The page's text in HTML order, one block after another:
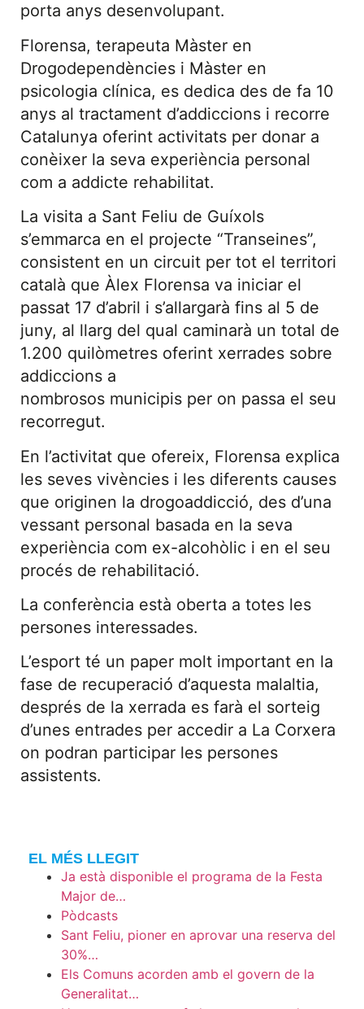
porta anys desenvolupant.
Florensa, terapeuta Màster en
Drogodependències i Màster en
psicologia clínica, es dedica des de fa 10
anys al tractament d’addiccions i recorre
Catalunya oferint activitats per donar a
conèixer la seva experiència personal
com a addicte rehabilitat.
La visita a Sant Feliu de Guíxols
s’emmarca en el projecte “Transeines”,
consistent en un circuit per tot el territori
català que Àlex Florensa va iniciar el
passat 17 d’abril i s’allargarà fins al 5 de
juny, al llarg del qual caminarà un total de
1.200 quilòmetres oferint xerrades sobre
addiccions a
nombrosos municipis per on passa el seu
recorregut.
En l’activitat que ofereix, Florensa explica
les seves vivències i les diferents causes
que originen la drogoaddicció, des d’una
vessant personal basada en la seva
experiència com ex-alcohòlic i en el seu
procés de rehabilitació.
La conferència està oberta a totes les
persones interessades.
L’esport té un paper molt important en la
fase de recuperació d’aquesta malaltia,
després de la xerrada es farà el sorteig
d’unes entrades per accedir a La Corxera
on podran participar les persones
assistents.
EL MÉS LLEGIT
Ja està disponible el programa de la Festa
Major de…
Pòdcasts
Sant Feliu, pioner en aprovar una reserva del
30%…
Els Comuns acorden amb el govern de la
Generalitat…